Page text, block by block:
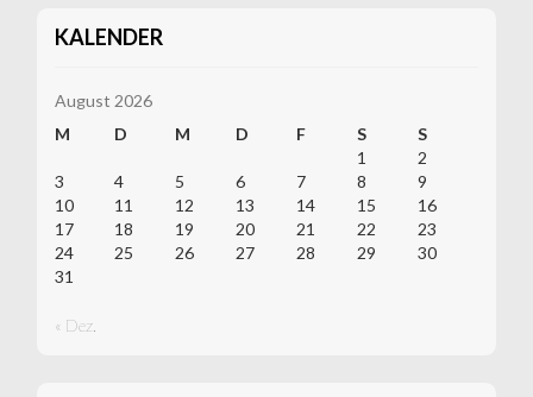
KALENDER
August 2026
M
D M D F S
S
1
2
3
4 5 6 7 8
9
10
11 12 13 14 15
16
17
18 19 20 21 22
23
24
25 26 27 28 29
30
31
« Dez.